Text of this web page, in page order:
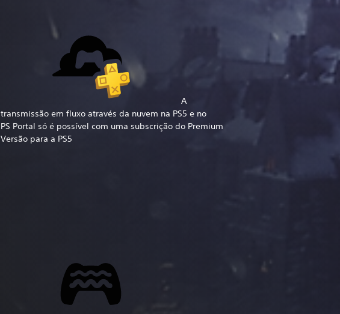
A
transmissão em fluxo através da nuvem na PS5 e no
PS Portal só é possível com uma subscrição do Premium
Versão para a PS5